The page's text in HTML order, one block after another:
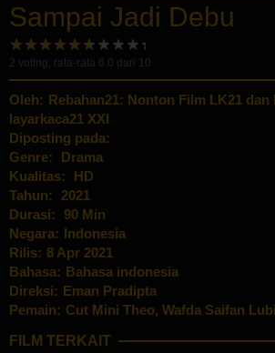
Sampai Jadi Debu
2 voting, rata-rata 6.0 dari 10
Oleh: Rebahan21: Nonton Film LK21
layarkaca21 XXI
Diposting pada:
Genre:
Drama
Kualitas:
HD
Tahun:
2021
Durasi:
90 Min
Negara: Indonesia
Rilis: 8 Apr 2021
Bahasa: Bahasa indonesia
Direksi: Eman Pradipta
Pemain: Cut Mini Theo, Wafda Saifan
FILM TERKAIT